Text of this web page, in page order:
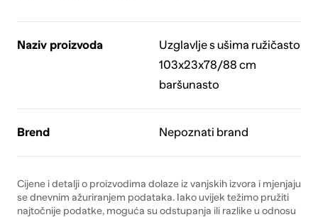
Naziv proizvoda
Uzglavlje s ušima ružičasto
103x23x78/88 cm
baršunasto
Brend Nepoznati brand
Cijene i detalji o proizvodima dolaze iz vanjskih izvora i mjenjaju
se dnevnim ažuriranjem podataka. Iako uvijek težimo pružiti
najtočnije podatke, moguća su odstupanja ili razlike u odnosu